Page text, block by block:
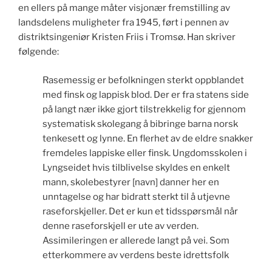
en ellers på mange måter visjonær fremstilling av
landsdelens muligheter fra 1945, ført i pennen av
distriktsingeniør Kristen Friis i Tromsø. Han skriver
følgende:
Rasemessig er befolkningen sterkt oppblandet
med finsk og lappisk blod. Der er fra statens side
på langt nær ikke gjort tilstrekkelig for gjennom
systematisk skolegang å bibringe barna norsk
tenkesett og lynne. En flerhet av de eldre snakker
fremdeles lappiske eller finsk. Ungdomsskolen i
Lyngseidet hvis tilblivelse skyldes en enkelt
mann, skolebestyrer [navn] danner her en
unntagelse og har bidratt sterkt til å utjevne
raseforskjeller. Det er kun et tidsspørsmål når
denne raseforskjell er ute av verden.
Assimileringen er allerede langt på vei. Som
etterkommere av verdens beste idrettsfolk